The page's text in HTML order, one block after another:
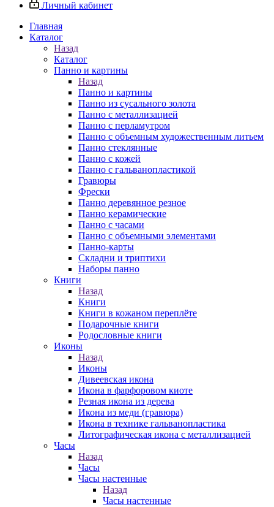
Личный кабинет
Главная
Каталог
Назад
Каталог
Панно и картины
Назад
Панно и картины
Панно из сусального золота
Панно с металлизацией
Панно с перламутром
Панно с объемным художественным литьем
Панно стеклянные
Панно с кожей
Панно с гальванопластикой
Гравюры
Фрески
Панно деревянное резное
Панно керамические
Панно с часами
Панно с объемными элементами
Панно-карты
Складни и триптихи
Наборы панно
Книги
Назад
Книги
Книги в кожаном переплёте
Подарочные книги
Родословные книги
Иконы
Назад
Иконы
Дивеевская икона
Икона в фарфоровом киоте
Резная икона из дерева
Икона из меди (гравюра)
Икона в технике гальванопластика
Литографическая икона с металлизацией
Часы
Назад
Часы
Часы настенные
Назад
Часы настенные